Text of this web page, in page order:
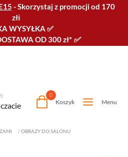
-Skorzystaj z promocji od 170
złℹ️
WYSYŁKA ✅
OD 300 zł* ✅
Koszyk
0
Menu
/OBRAZY DO SALONU